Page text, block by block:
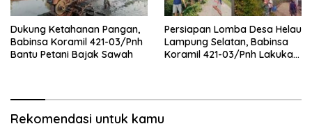
Dukung Ketahanan Pangan,
Babinsa Koramil 421-03/Pnh
Bantu Petani Bajak Sawah
Persiapan Lomba Desa Helau
Lampung Selatan, Babinsa
Koramil 421-03/Pnh Lakukan
Rekomendasi untuk kamu